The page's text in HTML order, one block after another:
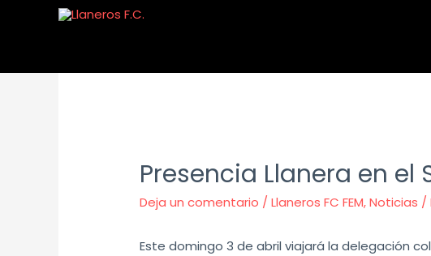
Presencia Llanera en
Deja un comentario /Llaneros FC FEM,Noticias /
Este domingo 3 de abril viajará la delegación